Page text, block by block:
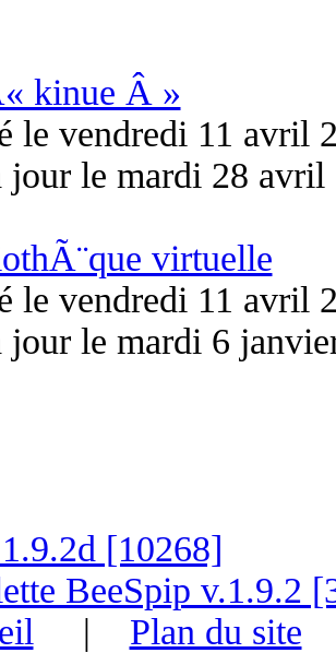
kinue Â »
le vendredi 11 avril
jour le mardi 28 avril
virtuelle
le vendredi 11 avril
jour le mardi 6
[10268]
BeeSpip v.1.9.2
| Plan du site